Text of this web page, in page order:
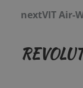
nextVIT Air-